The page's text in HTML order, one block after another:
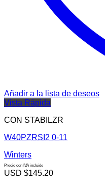
Añadir a la lista de deseos
Vista Rápida
CON STABILZR
W40PZRSI2 0-11
Winters
Precio con IVA incluido
USD $145.20